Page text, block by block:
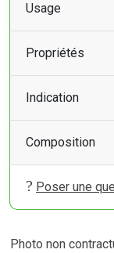
Usage
Propriétés
Indication
Composition
Poser une
Photo non